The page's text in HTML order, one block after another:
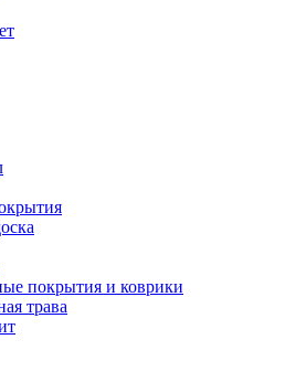
покрытия и коврики
трава